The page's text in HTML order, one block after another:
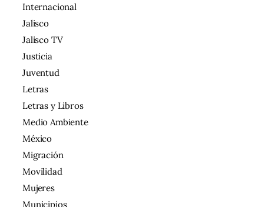
Internacional
Jalisco
Jalisco TV
Justicia
Juventud
Letras
Letras y Libros
Medio Ambiente
México
Migración
Movilidad
Mujeres
Municipios